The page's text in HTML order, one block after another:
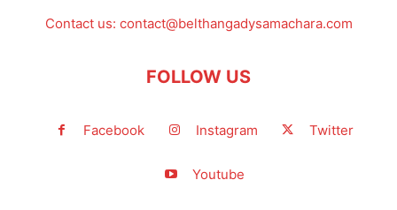
Contact us: contact@belthangadysamachara.com
FOLLOW US
Facebook Instagram Twitter
Youtube